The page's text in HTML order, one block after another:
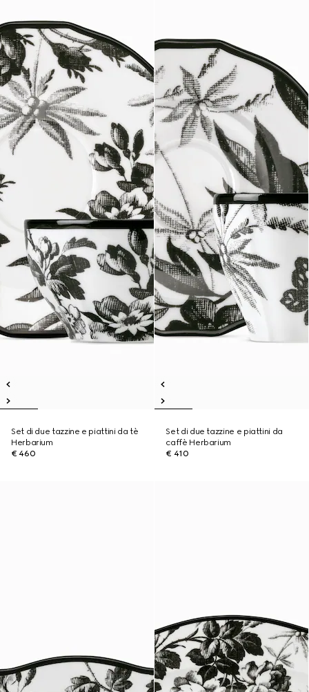
Set di due tazzine e piattini da tè
Herbarium
€ 460
Set di due tazzine e piattini da
caffè Herbarium
€ 410